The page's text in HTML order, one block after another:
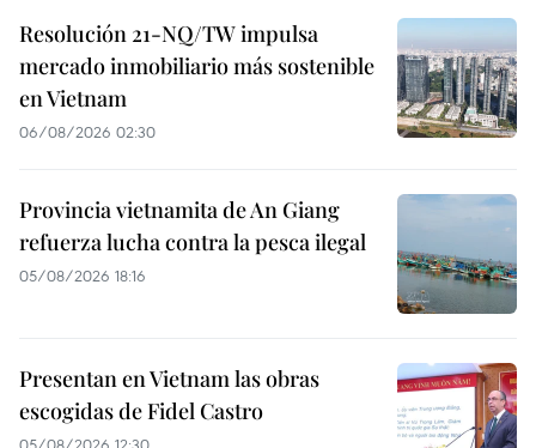
Resolución 21-NQ/TW impulsa
mercado inmobiliario más sostenible
en Vietnam
06/08/2026 02:30
Provincia vietnamita de An Giang
refuerza lucha contra la pesca ilegal
05/08/2026 18:16
Presentan en Vietnam las obras
escogidas de Fidel Castro